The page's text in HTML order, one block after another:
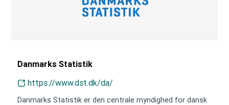
Danmarks Statistik
https://www.dst.dk/da/
Danmarks Statistik er den centrale myndighed for dansk